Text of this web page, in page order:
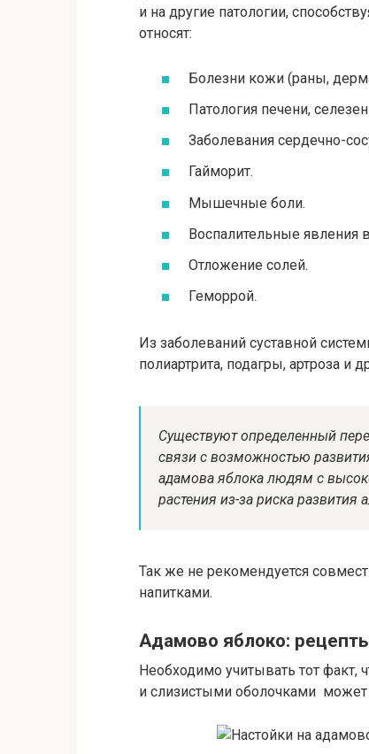
и на другие патологии,
относят:
Болезни кожи (раны,
Патология печени,
Заболевания сердечно-
Гайморит.
Мышечные боли.
Воспалительные явления
Отложение солей.
Геморрой.
Из заболеваний суставной
полиартрита, подагры, артроза и
Существуют определенный
связи с возможностью
адамова яблока людям с
растения из-за риска развития
Так же не рекомендуется
напитками.
Адамово яблоко:
Необходимо учитывать тот факт,
и слизистыми оболочками может